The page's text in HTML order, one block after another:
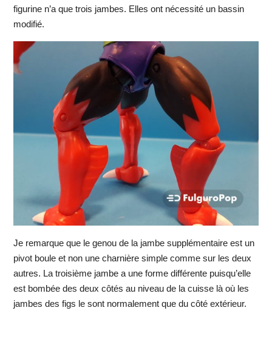
figurine n’a que trois jambes. Elles ont nécessité un bassin
modifié.
Je remarque que le genou de la jambe supplémentaire est un
pivot boule et non une charnière simple comme sur les deux
autres. La troisième jambe a une forme différente puisqu’elle
est bombée des deux côtés au niveau de la cuisse là où les
jambes des figs le sont normalement que du côté extérieur.